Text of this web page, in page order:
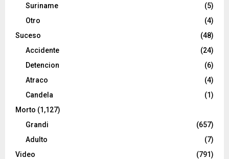
Suriname
(5)
Otro
(4)
Suceso
(48)
Accidente
(24)
Detencion
(6)
Atraco
(4)
Candela
(1)
Morto (1,127)
Grandi
(657)
Adulto
(7)
Video
(791)